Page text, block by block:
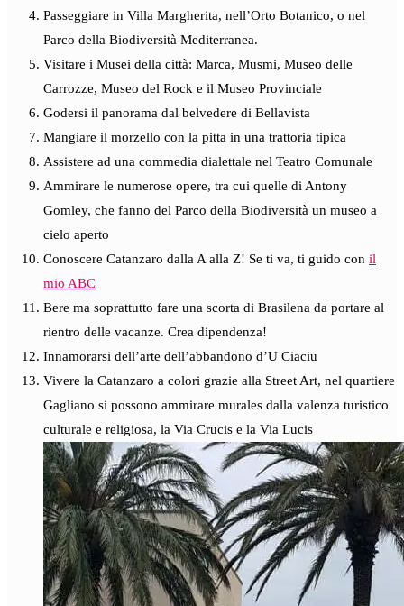
Passeggiare in Villa Margherita, nell’Orto Botanico, o nel
Parco della Biodiversità Mediterranea.
Visitare i Musei della città: Marca, Musmi, Museo delle
Carrozze, Museo del Rock e il Museo Provinciale
Godersi il panorama dal belvedere di Bellavista
Mangiare il morzello con la pitta in una trattoria tipica
Assistere ad una commedia dialettale nel Teatro Comunale
Ammirare le numerose opere, tra cui quelle di Antony
Gomley, che fanno del Parco della Biodiversità un museo a
cielo aperto
Conoscere Catanzaro dalla A alla Z! Se ti va, ti guido con il
mio ABC
Bere ma soprattutto fare una scorta di Brasilena da portare al
rientro delle vacanze. Crea dipendenza!
Innamorarsi dell’arte dell’abbandono d’U Ciaciu
Vivere la Catanzaro a colori grazie alla Street Art, nel quartiere
Gagliano si possono ammirare murales dalla valenza turistico
culturale e religiosa, la Via Crucis e la Via Lucis